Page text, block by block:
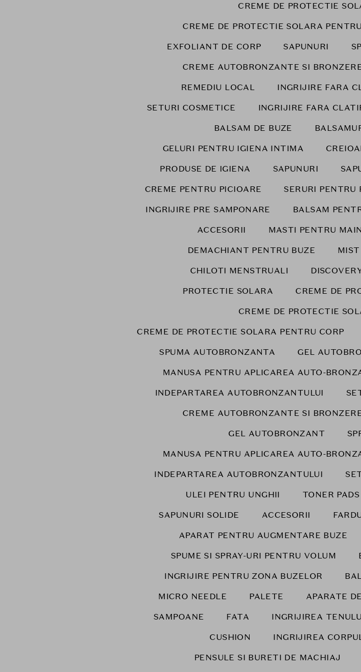
CREME DE PROTECTIE
CREME DE PROTECTIE SOLARA
EXFOLIANT DE CORP
SAPUNURI
CREME AUTOBRONZANTE SI
REMEDIU LOCAL
INGRIJIRE FARA
SETURI COSMETICE
INGRIJIRE FARA
BALSAM DE BUZE
GELURI PENTRU IGIENA INTIMA
PRODUSE DE IGIENA
SAPUNURI
CREME PENTRU PICIOARE
SERURI PENTRU
INGRIJIRE PRE SAMPONARE
BALSAM
ACCESORII
MASTI PENTRU
DEMACHIANT PENTRU BUZE
CHILOTI MENSTRUALI
PROTECTIE SOLARA
CREME DE
CREME DE PROTECTIE
CREME DE PROTECTIE SOLARA PENTRU CORP
SPUMA AUTOBRONZANTA
GEL
MANUSA PENTRU APLICAREA AUTO-
INDEPARTAREA AUTOBRONZANTULUI
CREME AUTOBRONZANTE SI
GEL AUTOBRONZANT
MANUSA PENTRU APLICAREA AUTO-
INDEPARTAREA AUTOBRONZANTULUI
ULEI PENTRU UNGHII
TONER PADS
SAPUNURI SOLIDE
ACCESORII
APARAT PENTRU AUGMENTARE BUZE
SPUME SI SPRAY-URI PENTRU VOLUM
INGRIJIRE PENTRU ZONA BUZELOR
MICRO NEEDLE
PALETE
APARATE
SAMPOANE
FATA INGRIJIREA
CUSHION
INGRIJIREA
PENSULE SI BURETI DE MACHIAJ